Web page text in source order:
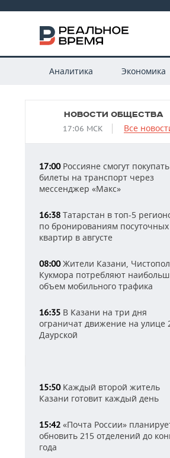
Аналитика Экономика
НОВОСТИ ОБЩЕСТВА
17:06 МСК Все
17:00Россияне смогут покупать
билеты на транспорт через
мессенджер «Макс»
16:38 Татарстан в топ-5
по бронированиям посуточных
квартир в августе
08:00Жители Казани,
Кукмора потребляют
объем мобильного трафика
16:35 В Казани на три дня
ограничат движение на улице
Даурской
15:50Каждый второй житель
Казани готовит каждый день
15:42 «Почта России»
обновить 215 отделений до
года